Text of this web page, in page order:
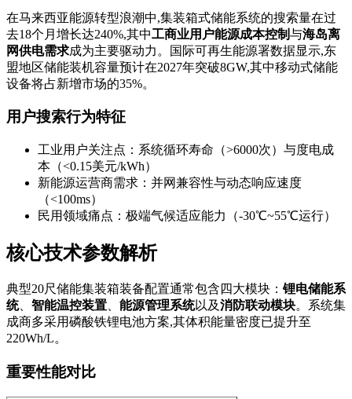
在马来西亚能源转型浪潮中,集装箱式储能系统的搜索量在过
去18个月增长达240%,其中工商业用户能源成本控制与海岛离
网供电需求成为主要驱动力。国际可再生能源署数据显示,东
盟地区储能装机容量预计在2027年突破8GW,其中移动式储能
设备将占新增市场的35%。
用户搜索行为特征
工业用户关注点：系统循环寿命（>6000次）与度电成
本（<0.15美元/kWh）
新能源运营商需求：并网兼容性与动态响应速度
（<100ms）
民用领域痛点：极端气候适应能力（-30℃~55℃运行）
核心技术参数解析
典型20尺储能集装箱装备配置通常包含四大模块： 锂电储能系
统、 智能温控装置 能源管理系统以及消防联动模块。系统集
成商多采用磷酸铁锂电池方案,其体积能量密度已提升至
220Wh/L。
重要性能对比